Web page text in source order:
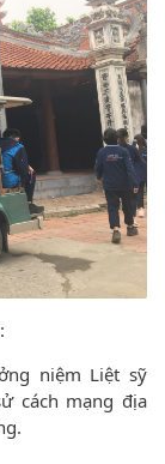
niệm Liệt sỹ
cách mạng địa